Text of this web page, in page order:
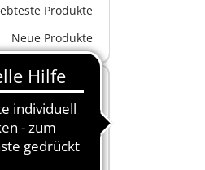
Produkte
Neue Produkte
dem T-Rex -